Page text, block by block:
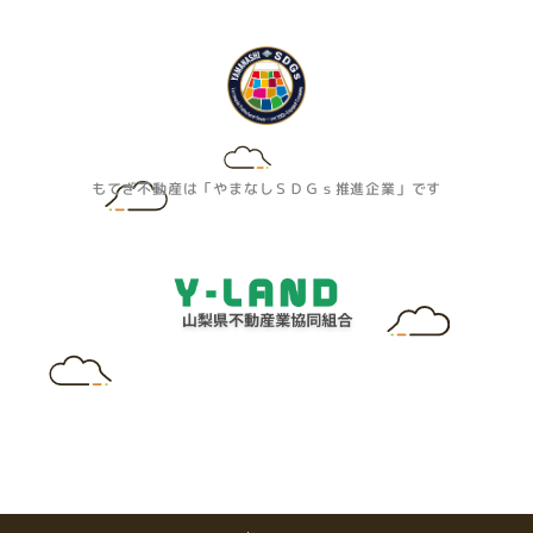
もてぎ不動産は「やまなしＳＤＧｓ推進企業」です